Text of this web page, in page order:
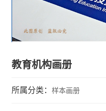
教育机构画册
所属分类：样本画册